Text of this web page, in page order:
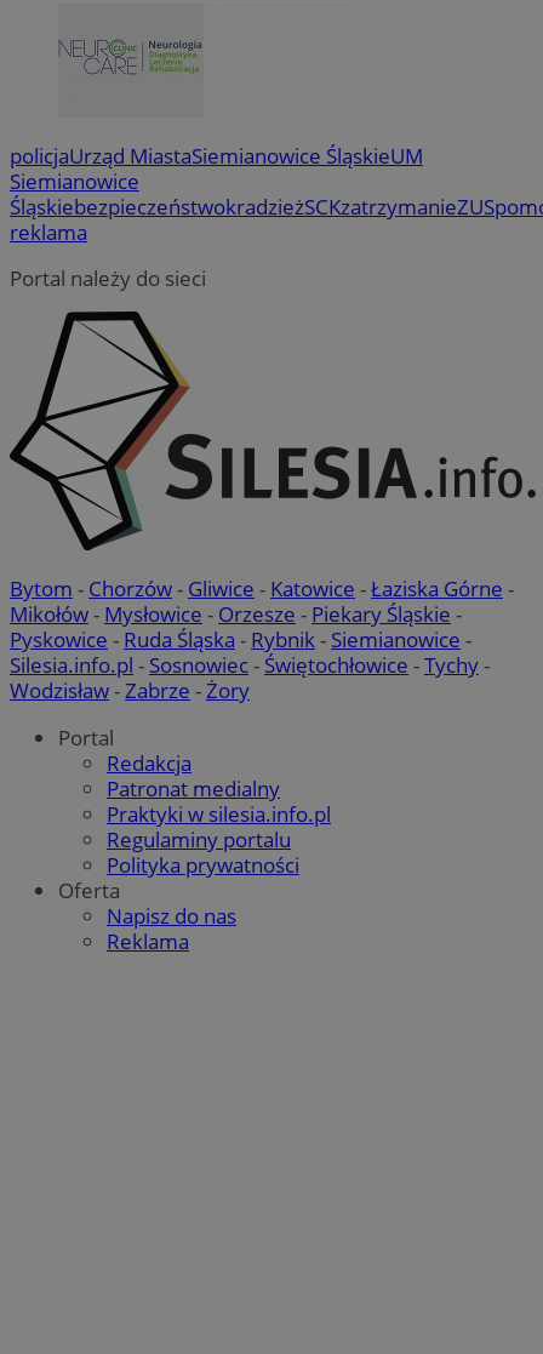
policjaUrząd MiastaSiemianowice ŚląskieUM
Siemianowice
ŚląskiebezpieczeństwokradzieżSCKzatrzymanieZUS
reklama
Portal należy do sieci
Bytom - Chorzów- Gliwice - Katowice -Łaziska Górne -
Mikołów- Mysłowice - Orzesze - Piekary Śląskie -
Pyskowice - Ruda Śląska - Rybnik- Siemianowice -
Silesia.info.pl - Sosnowiec- Świętochłowice -Tychy-
Wodzisław-Zabrze -Żory
Portal
Redakcja
Patronat medialny
Praktyki w silesia.info.pl
Regulaminy portalu
Polityka prywatności
Oferta
Napisz do nas
Reklama